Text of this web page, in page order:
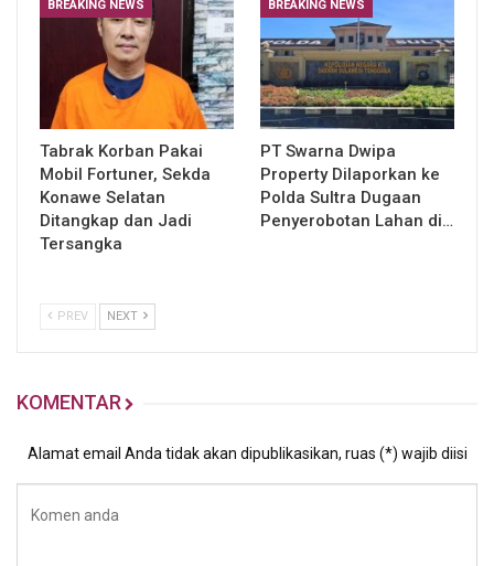
BREAKING NEWS
Tabrak Korban Pakai
Mobil Fortuner, Sekda
Konawe Selatan
Ditangkap dan Jadi
Tersangka
BREAKING NEWS
PT Swarna Dwipa
Property Dilaporkan ke
Polda Sultra Dugaan
Penyerobotan Lahan di…
PREV NEXT
KOMENTAR
Alamat email Anda tidak akan dipublikasikan, ruas (*) wajib diisi